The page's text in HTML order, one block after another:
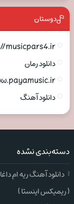
دوستان
musicpars4.ir/
دانلود رمان
دانلود آهنگ
دسته‌بندی نشده
دانلود آهنگ ریه ام
( ریمیکس اینستا )